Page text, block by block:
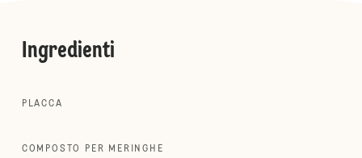
Ingredienti
PLACCA
COMPOSTO PER MERINGHE